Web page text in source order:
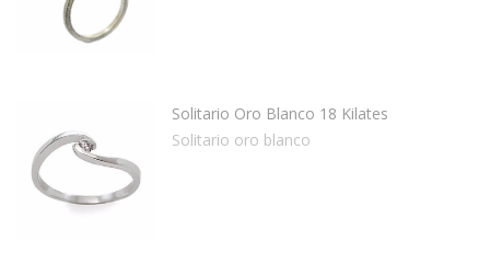
Solitario Oro Blanco 18 Kilates
Solitario oro blanco